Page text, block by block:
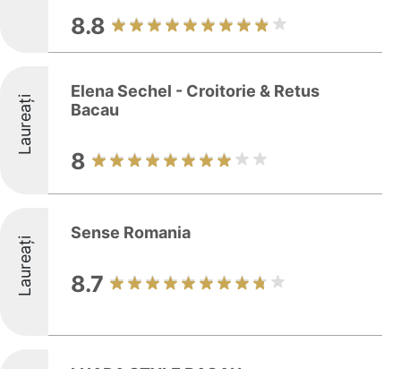
8.8
Laureați
Elena Sechel - Croitorie & Retus
Bacau
8
Laureați
Sense Romania
8.7